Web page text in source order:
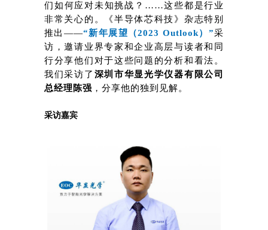
们如何应对未知挑战？……这些都是行业
非常关心的。《半导体芯科技》杂志特别
推出——“新年展望（2023 Outlook）”采
访，邀请业界专家和企业高层与读者和同
行分享他们对于这些问题的分析和看法。
我们采访了 深圳市华显光学仪器有限公司
总经理陈强 ，分享他的独到见解。
采访嘉宾